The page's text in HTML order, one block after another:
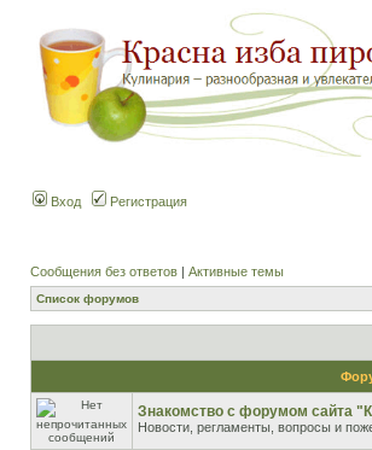
Вход Регистрация
Сообщения без ответов | Активные темы
Список форумов
Знакомство с форумом сайта
Новости, регламенты, вопросы и